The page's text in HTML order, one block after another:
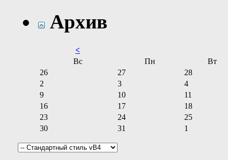
Архив
<
Вс
Пн
Вт
26
27
28
2
3
4
9
10
11
16
17
18
23
24
25
30
31 1